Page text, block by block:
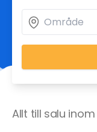
Allt till salu inom